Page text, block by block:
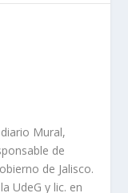
Mural,
de
de Jalisco.
UdeG y lic. en